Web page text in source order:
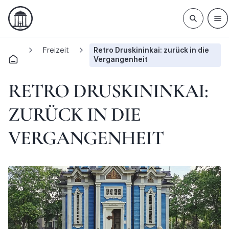
Freizeit
Retro Druskininkai: zurück in die
Vergangenheit
RETRO DRUSKININKAI:
ZURÜCK IN DIE
VERGANGENHEIT